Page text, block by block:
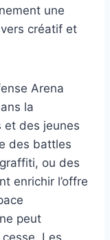
une
créatif et
Arena
la
et des jeunes
des battles
ou des
enrichir l’offre
peut